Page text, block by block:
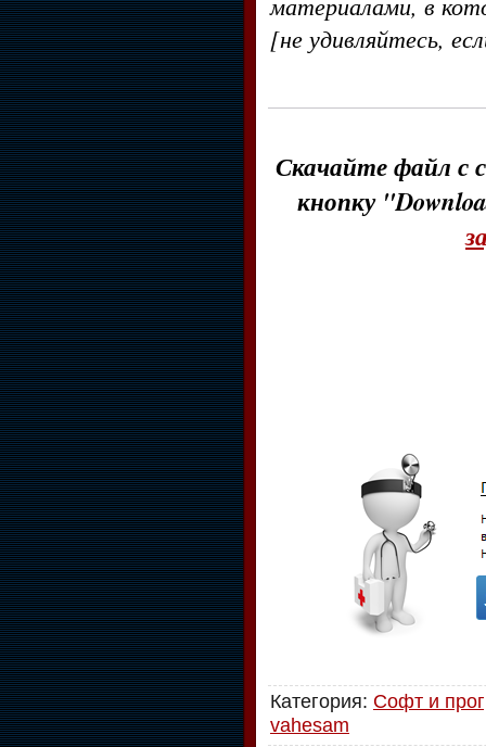
[не удивляйтесь,
Скачайте файл с
кнопку
Категория: Софт и
vahesam